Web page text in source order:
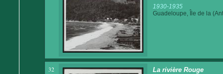
1930-1935
Guadeloupe, Île de la
32 La rivière Rouge